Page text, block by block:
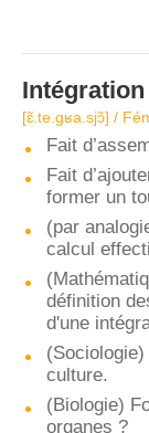
Intégration
[ɛ̃.te.ɡʁa.sjɔ̃] /
Fait
Fait
former un
(par
calcul
définition
d'une
culture.
(Biologie)
organes ?